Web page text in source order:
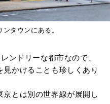
タウンにある。
ンドリーな都市なので、
かけることも珍しくあり
とは別の世界線が展開し